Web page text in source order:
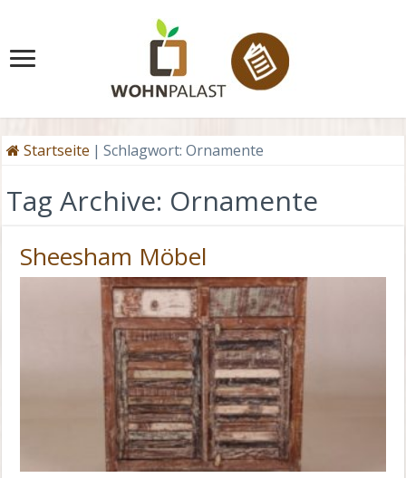
Startseite | Schlagwort:Ornamente
Tag Archive: Ornamente
Sheesham Möbel